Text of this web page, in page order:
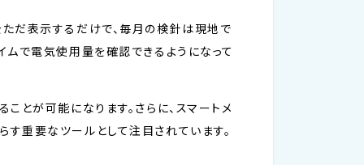
だ表示するだけで、毎月の検針は現地で
ムで電気使用量を確認できるようになって
とが可能になります。さらに、スマートメ
重要なツールとして注目されています。